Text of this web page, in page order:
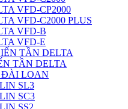
VFD-CP2000
VFD-C2000 PLUS
VFD-B
VFD-E
TẦN DELTA
TẦN DELTA
ĐÀI LOAN
SL3
SC3
SS2